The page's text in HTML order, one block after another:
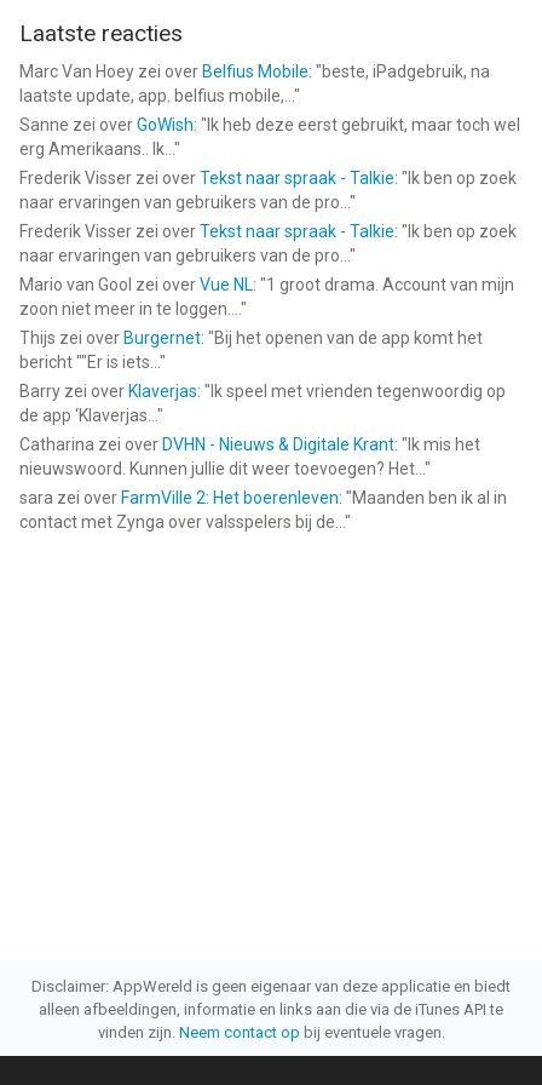
Laatste reacties
Marc Van Hoey zei over Belfius Mobile: "beste, iPadgebruik, na
laatste update, app. belfius mobile,... "
Sanne zei overGoWish: " Ik heb deze eerst gebruikt, maar toch wel
erg Amerikaans.. Ik... "
Frederik Visser zei overTekst naar spraak - Talkie: " Ik ben op zoek
naar ervaringen van gebruikers van de pro... "
Frederik Visser zei overTekst naar spraak - Talkie: " Ik ben op zoek
naar ervaringen van gebruikers van de pro... "
Mario van Gool zei overVue NL: "1 groot drama. Account van mijn
zoon niet meer in te loggen.... "
Thijs zei over Burgernet: "Bij het openen van de app komt het
bericht ""Er is iets... "
Barry zei over Klaverjas: " Ik speel met vrienden tegenwoordig op
de app ‘Klaverjas... "
Catharina zei over DVHN - Nieuws & Digitale Krant: " Ik mis het
nieuwswoord. Kunnen jullie dit weer toevoegen? Het... "
sara zei over FarmVille 2: Het boerenleven: "Maanden ben ik al in
contact met Zynga over valsspelers bij de... "
Disclaimer: AppWereld is geen eigenaar van deze applicatie en biedt
alleen afbeeldingen, informatie en links aan die via de iTunes API te
vinden zijn. Neem contact op bij eventuele vragen.